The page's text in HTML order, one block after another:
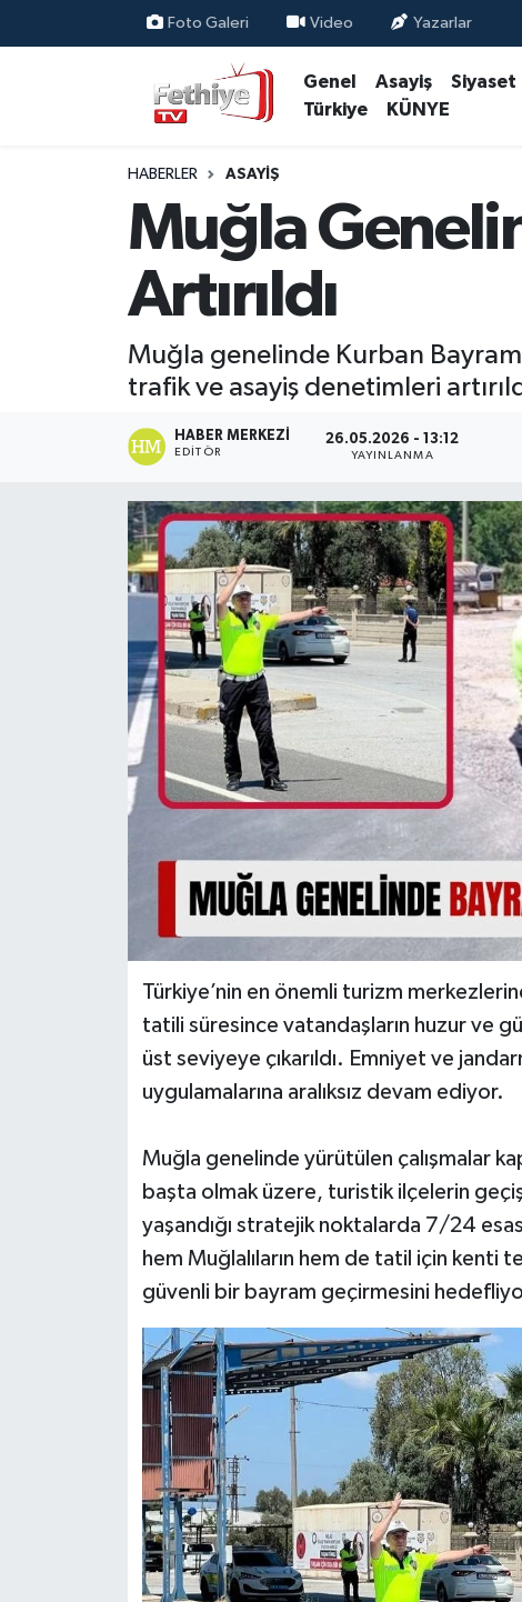
Foto Galeri Video Yazarlar
Genel Asayiş Siyaset
Türkiye
KÜNYE
HABERLER ASAYIŞ
Muğla
Artırıldı
Muğla genelinde Kurban
trafik ve asayiş denetimleri
HABER MERKEZI
EDITÖR
26.05.2026 - 13:12
YAYINLANMA
Türkiye’nin en önemli turizm
tatili süresince vatandaşların huzur ve
üst seviyeye çıkarıldı. Emniyet ve
uygulamalarına aralıksız devam ediyor.
Muğla genelinde yürütülen çalışmalar
başta olmak üzere, turistik ilçelerin
yaşandığı stratejik noktalarda 7/24
hem Muğlalıların hem de tatil için kenti
güvenli bir bayram geçirmesini
Ekonomi
Muğla Nöbetçi Eczaneler
Muğla Trafik Yoğunluk Haritası
Süper Lig Puan Durumu ve Fikstür
Tüm Manşetler
Son Dakika Haberleri